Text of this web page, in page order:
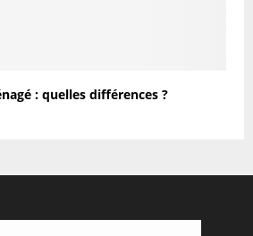
: quelles différences ?